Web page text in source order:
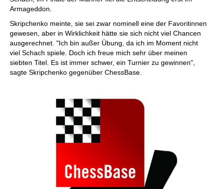
Armageddon.
Skripchenko meinte, sie sei zwar nominell eine der Favoritinnen
gewesen, aber in Wirklichkeit hätte sie sich nicht viel Chancen
ausgerechnet. "Ich bin außer Übung, da ich im Moment nicht
viel Schach spiele. Doch ich freue mich sehr über meinen
siebten Titel. Es ist immer schwer, ein Turnier zu gewinnen",
sagte Skripchenko gegenüber ChessBase.